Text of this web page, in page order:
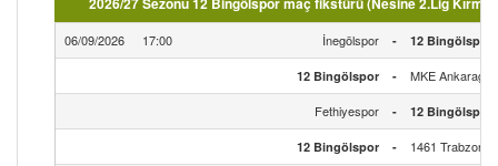
06/09/2026 17:00 İnegölspor - 12 Bingölspor
12 Bingölspor -
MKE
Fethiyespor
- 12 Bingölspor
12 Bingölspor -
1461 Trabzon